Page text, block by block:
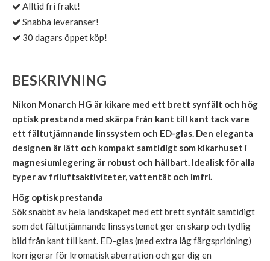
Alltid fri frakt!
Snabba leveranser!
30 dagars öppet köp!
BESKRIVNING
Nikon Monarch HG är kikare med ett brett synfält och hög
optisk prestanda med skärpa från kant till kant tack vare
ett fältutjämnande linssystem och ED-glas. Den eleganta
designen är lätt och kompakt samtidigt som kikarhuset i
magnesiumlegering är robust och hållbart. Idealisk för alla
typer av friluftsaktiviteter, vattentät och imfri.
Hög optisk prestanda
Sök snabbt av hela landskapet med ett brett synfält samtidigt
som det fältutjämnande linssystemet ger en skarp och tydlig
bild från kant till kant. ED-glas (med extra låg färgspridning)
korrigerar för kromatisk aberration och ger dig en